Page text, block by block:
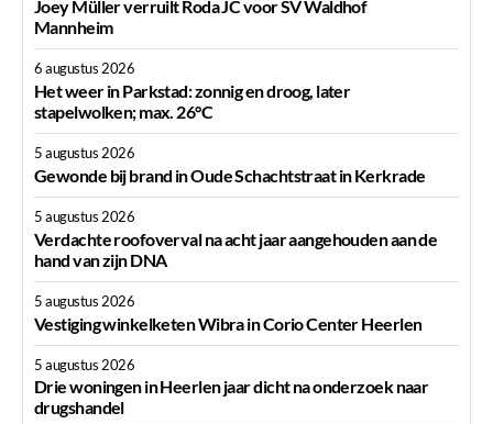
Joey Müller verruilt Roda JC voor SV Waldhof
Mannheim
6 augustus 2026
Het weer in Parkstad: zonnig en droog, later
stapelwolken; max. 26°C
5 augustus 2026
Gewonde bij brand in Oude Schachtstraat in Kerkrade
5 augustus 2026
Verdachte roofoverval na acht jaar aangehouden aan de
hand van zijn DNA
5 augustus 2026
Vestiging winkelketen Wibra in Corio Center Heerlen
5 augustus 2026
Drie woningen in Heerlen jaar dicht na onderzoek naar
drugshandel